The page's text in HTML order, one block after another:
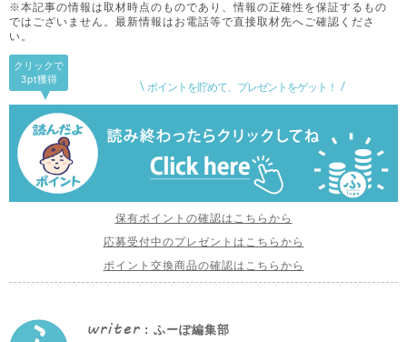
※本記事の情報は取材時点のものであり、情報の正確性を保証するもの
ではございません。 最新情報はお電話等で直接取材先へご確認くださ
い。
ポイントを貯めて、プレゼントをゲット！
クリックで
3pt獲得
保有ポイントの確認はこちらから
応募受付中のプレゼントはこちらから
ポイント交換商品の確認はこちらから
writer : ふーぽ編集部